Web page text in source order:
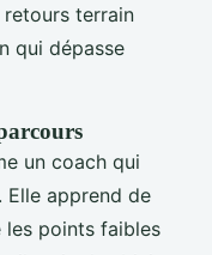
retours terrain
qui dépasse
un coach qui
apprend de
les points faibles